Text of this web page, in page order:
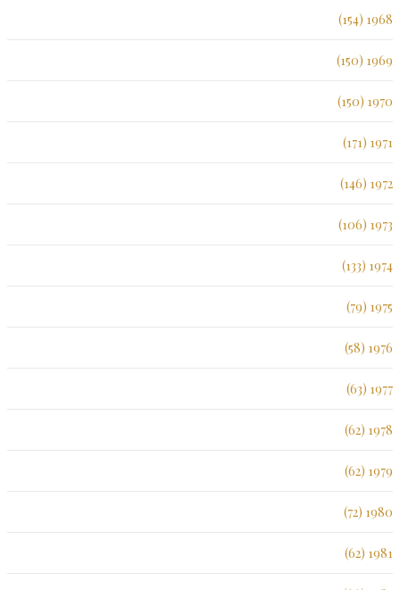
1968 (154)
1969 (150)
1970 (150)
1971 (171)
1972 (146)
1973 (106)
1974 (133)
1975 (79)
1976 (58)
1977 (63)
1978 (62)
1979 (62)
1980 (72)
1981 (62)